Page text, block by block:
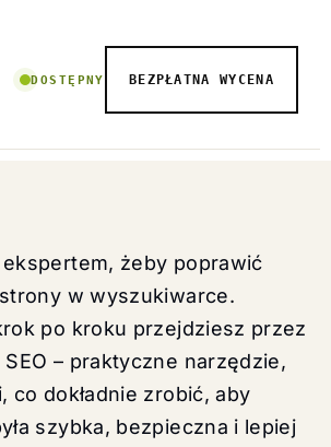
DOSTĘPNY BEZPŁATNA WYCENA
żeby poprawić
w wyszukiwarce.
po kroku przejdziesz przez
– praktyczne narzędzie,
co dokładnie zrobić, aby
szybka, bezpieczna i lepiej